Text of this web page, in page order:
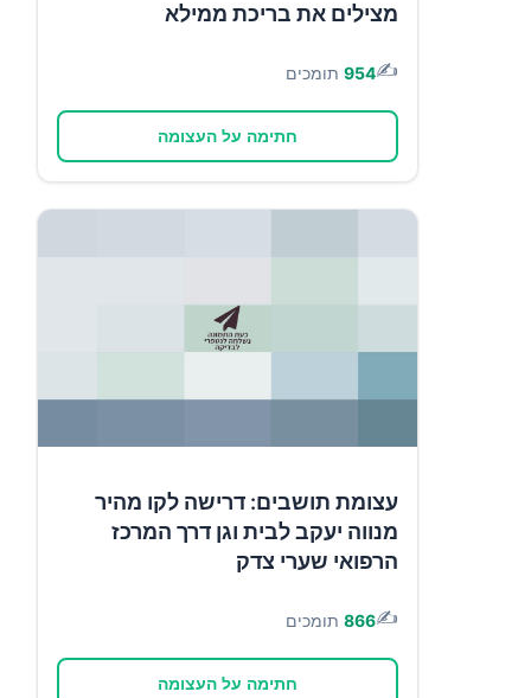
מצילים את בריכת ממילא
✍️
954 תומכים
חתימה על העצומה
עצומת תושבים: דרישה לקו מהיר
מנווה יעקב לבית וגן דרך המרכז
הרפואי שערי צדק
✍️
866 תומכים
חתימה על העצומה